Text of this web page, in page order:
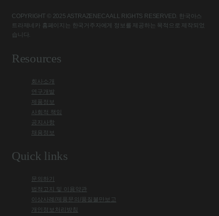
COPYRIGHT © 2025 ASTRAZENECA ALL RIGHTS RESERVED. 한국아스
트라제네카 홈페이지는 한국거주자에게 정보를 제공하는 목적으로 제작되었
습니다.
Resources
회사소개
연구개발
제품정보
사회적 책임
공지사항
채용정보
Quick links
문의하기
법적고지 및 이용약관
이상사례/제품문의/품질불만보고
개인정보처리방침